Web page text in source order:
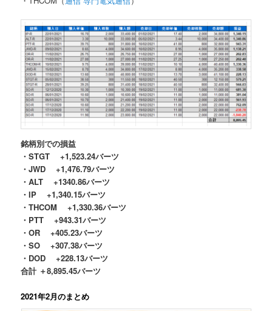
銘柄別での損益
・STGT +1,523.24バーツ
・JWD +1,476.79バーツ
・ALT +1340.86バーツ
・IP +1,340.15バーツ
・THCOM +1,330.36バーツ
・PTT +943.31バーツ
・OR +405.23バーツ
・SO +307.38バーツ
・DOD +228.13バーツ
合計 ＋8,895.45バーツ
2021年2月のまとめ